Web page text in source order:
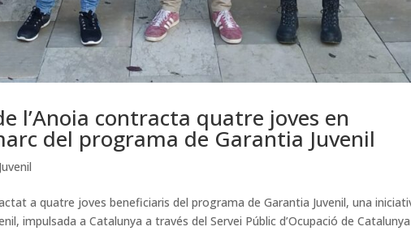
l’Anoia contracta quatre joves en
del programa de Garantia Juvenil
a quatre joves beneficiaris del programa de Garantia Juvenil, una
impulsada a Catalunya a través del Servei Públic d’Ocupació de Catalunya